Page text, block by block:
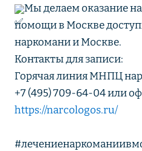
Мы делаем оказание
помощи в Москве
наркомани и Москве.
Контакты для записи:
Горячая линия МНПЦ
+7 (495) 709-64-04 или
https://narcologos.ru/